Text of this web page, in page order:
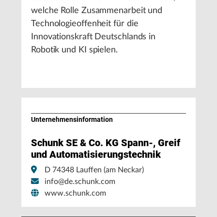
welche Rolle Zusammenarbeit und
Technologieoffenheit für die
Innovationskraft Deutschlands in
Robotik und KI spielen.
Unternehmens­information
Schunk SE & Co. KG Spann-, Greif
und Automatisierungstechnik
D 74348 Lauffen (am Neckar)
info@de.schunk.com
www.schunk.com